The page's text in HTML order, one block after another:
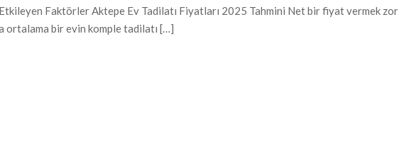
Faktörler Aktepe Ev Tadilatı Fiyatları 2025 Tahmini Net bir fiyat vermek zor
ortalama bir evin komple tadilatı […]